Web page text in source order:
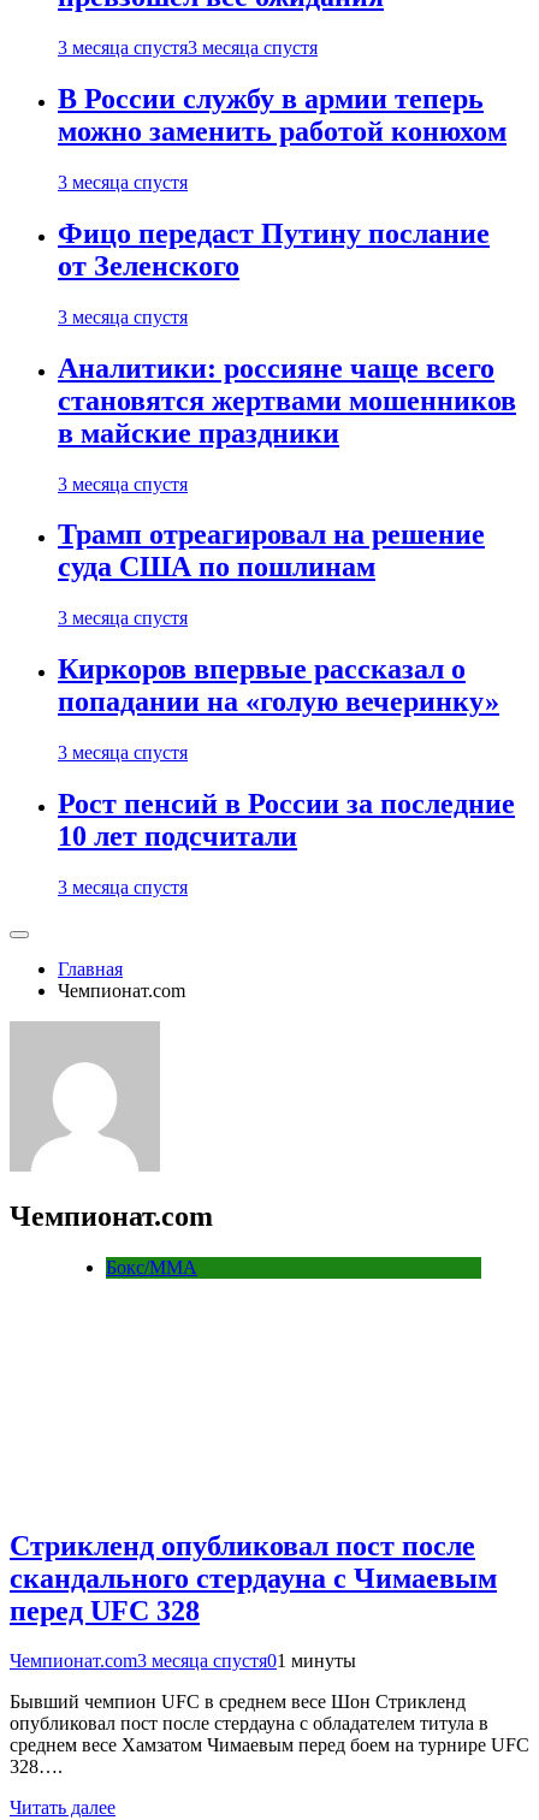
3 месяца спустя3 месяца спустя
В России службу в армии теперь
можно заменить работой конюхом
3 месяца спустя
Фицо передаст Путину послание
от Зеленского
3 месяца спустя
Аналитики: россияне чаще всего
становятся жертвами мошенников
в майские праздники
3 месяца спустя
Трамп отреагировал на решение
суда США по пошлинам
3 месяца спустя
Киркоров впервые рассказал о
попадании на «голую вечеринку»
3 месяца спустя
Рост пенсий в России за последние
10 лет подсчитали
3 месяца спустя
Главная
Чемпионат.com
Чемпионат.com
Бокс/MMA
Стрикленд опубликовал пост после
скандального стердауна с Чимаевым
перед UFC 328
Чемпионат.com3 месяца спустя01 минуты
Бывший чемпион UFC в среднем весе Шон Стрикленд
опубликовал пост после стердауна с обладателем титула в
среднем весе Хамзатом Чимаевым перед боем на турнире UFC
328….
Читать далее